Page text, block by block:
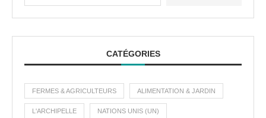
CATÉGORIES
FERMES & AGRICULTEURS ALIMENTATION & JARDIN
L'ARCHIPELLE NATIONS UNIS (UN)